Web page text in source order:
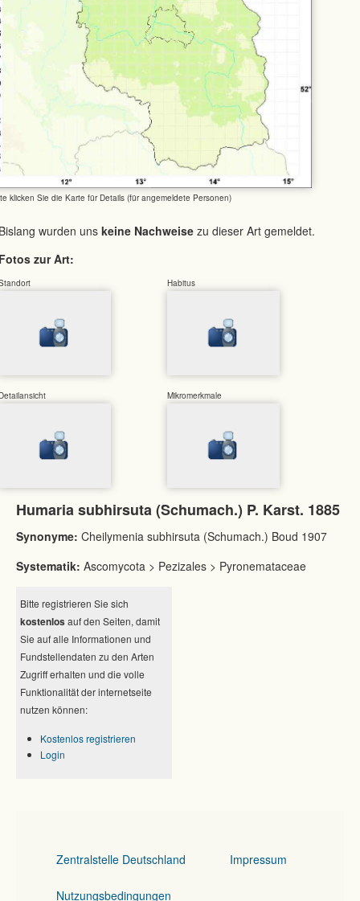
klicken Sie die Karte für Details (für angemeldete Personen)
wurden uns keine Nachweise zu dieser Art gemeldet.
zur Art:
Habitus
Mikromerkmale
Humaria subhirsuta (Schumach.) P. Karst. 1885
Synonyme: Cheilymenia subhirsuta (Schumach.) Boud 1907
Systematik: Ascomycota > Pezizales > Pyronemataceae
Bitte registrieren Sie sich
kostenlos auf den Seiten, damit
Sie auf alle Informationen und
Fundstellendaten zu den Arten
Zugriff erhalten und die volle
Funktionalität der internetseite
nutzen können:
Kostenlos registrieren
Login
Zentralstelle Deutschland Impressum
Nutzungsbedingungen